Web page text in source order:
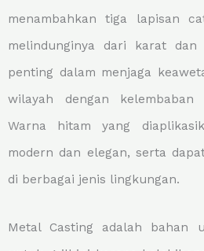
menambahkan tiga lapisan
melindunginya dari karat dan
penting dalam menjaga
wilayah dengan
Warna hitam yang
modern dan elegan, serta
di berbagai jenis lingkungan.
Metal Casting adalah bahan